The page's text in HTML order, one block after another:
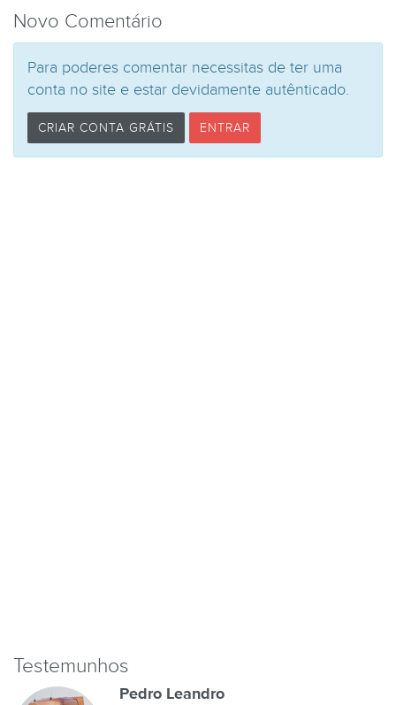
Novo Comentário
Para poderes comentar necessitas de ter uma
conta no site e estar devidamente autênticado.
CRIAR CONTA GRÁTIS ENTRAR
Testemunhos
Pedro Leandro